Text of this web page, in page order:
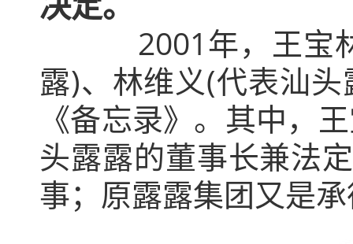
2001年，王宝林(
露)、林维义(代表汕
《备忘录》。其中，
头露露的董事长兼法
事；原露露集团又是